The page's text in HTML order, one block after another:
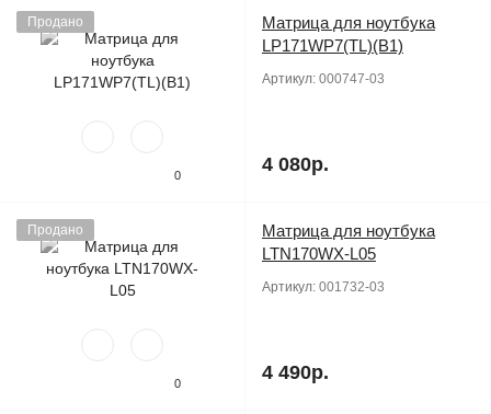
Продано
0
Матрица для ноутбука
LP171WP7(TL)(B1)
Артикул: 000747-03
4 080р.
Продано
0
Матрица для ноутбука
LTN170WX-L05
Артикул: 001732-03
4 490р.